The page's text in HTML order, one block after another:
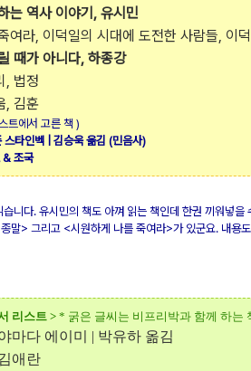
는 역사 이야기, 유시민
여라, 이덕일의 시대에 도전한 사람들, 이
때가 아니다, 하종강
, 법정
, 김훈
트에서 고른 책 )
타인벡 | 김승욱 옮김 (민음사)
조국
니다. 유시민의 책도 아껴 읽는 책인데 한권 끼워넣을
말> 그리고 <시원하게 나를 죽여라>가 있군요. 내용
리스트 > * 굵은 글씨는 비프리박과 함께 하는
마다 에이미 | 박유하 옮김
애란